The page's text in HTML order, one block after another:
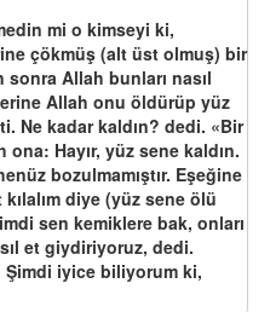
mi o kimseyi ki,
çökmüş (alt üst olmuş) bir
Allah bunları nasıl
Allah onu öldürüp yüz
Ne kadar kaldın? dedi. «Bir
Hayır, yüz sene kaldın.
bozulmamıştır. Eşeğine
diye (yüz sene ölü
sen kemiklere bak, onları
et giydiriyoruz, dedi.
Şimdi iyice biliyorum ki,